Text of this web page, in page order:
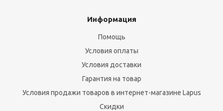
Информация
Помощь
Условия оплаты
Условия доставки
Гарантия на товар
Условия продажи товаров в интернет-магазине Lapus
Скидки